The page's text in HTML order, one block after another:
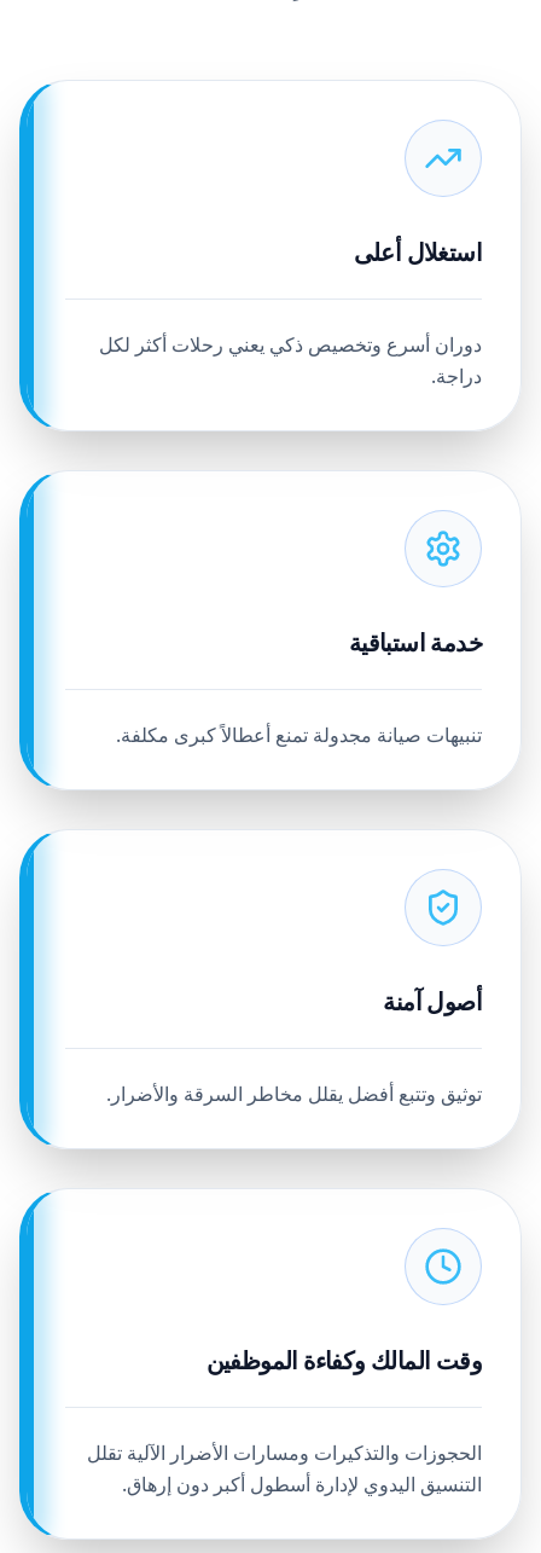
استغلال أعلى
دوران أسرع وتخصيص ذكي يعني رحلات أكثر لكل
دراجة.
خدمة استباقية
تنبيهات صيانة مجدولة تمنع أعطالاً كبرى مكلفة.
أصول آمنة
توثيق وتتبع أفضل يقلل مخاطر السرقة والأضرار.
وقت المالك وكفاءة الموظفين
الحجوزات والتذكيرات ومسارات الأضرار الآلية تقلل
التنسيق اليدوي لإدارة أسطول أكبر دون إرهاق.